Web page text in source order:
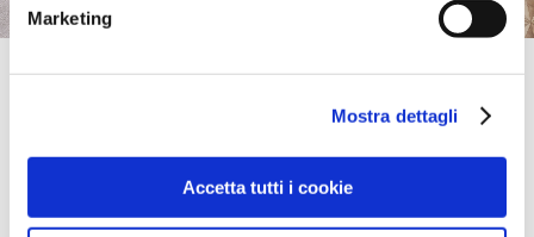
Marketing
Mostra dettagli
Accetta tutti i cookie
Official Retailer
65/67 OLIVER PLUNKETT STREET,
Friday: 09:30 AM - 05:30 PM
take me here